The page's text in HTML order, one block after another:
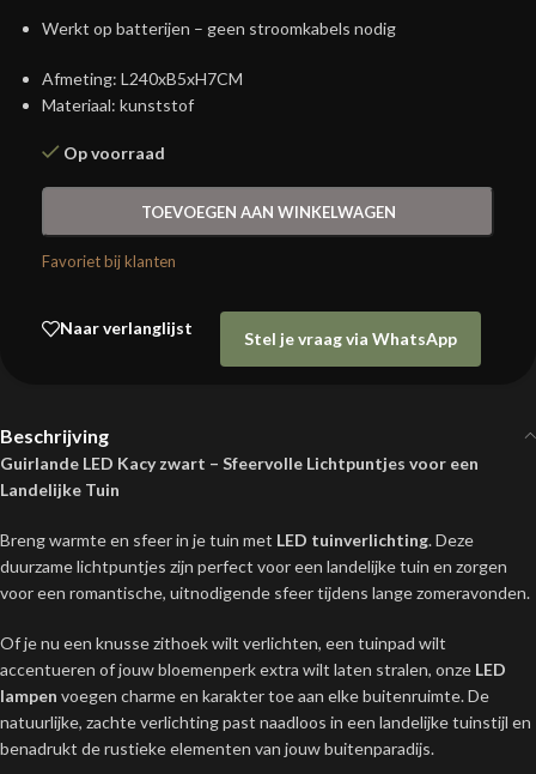
Werkt op batterijen – geen stroomkabels nodig
Afmeting: L240xB5xH7CM
Materiaal: kunststof
Op voorraad
TOEVOEGEN AAN WINKELWAGEN
Favoriet bij klanten
Naar verlanglijst
Stel je vraag via WhatsApp
Beschrijving
Guirlande LED Kacy zwart – Sfeervolle Lichtpuntjes voor een
Landelijke Tuin
Breng warmte en sfeer in je tuin met LED tuinverlichting. Deze
duurzame lichtpuntjes zijn perfect voor een landelijke tuin en zorgen
voor een romantische, uitnodigende sfeer tijdens lange zomeravonden.
Of je nu een knusse zithoek wilt verlichten, een tuinpad wilt
accentueren of jouw bloemenperk extra wilt laten stralen, onze LED
lampen voegen charme en karakter toe aan elke buitenruimte. De
natuurlijke, zachte verlichting past naadloos in een landelijke tuinstijl en
benadrukt de rustieke elementen van jouw buitenparadijs.